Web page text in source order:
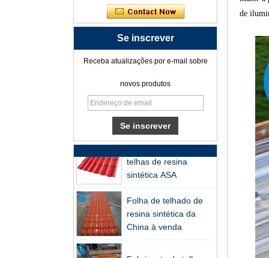
Se inscrever
Receba atualizações por e-mail sobre
novos produtos
sintética PVC ASA
Fábrica profissional de
sintética de PVC ASA
Fabricante de telha de
telhado de PVC de
telha de resina ASA
personalizada na
Fabricante durável de
sintética ASA
Folha de telhado de
resina sintética da
China à venda
de